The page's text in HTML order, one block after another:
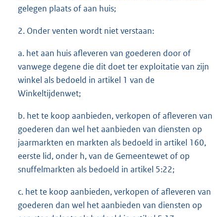
gelegen plaats of aan huis;
2. Onder venten wordt niet verstaan:
a. het aan huis afleveren van goederen door of
vanwege degene die dit doet ter exploitatie van zijn
winkel als bedoeld in artikel 1 van de
Winkeltijdenwet;
b. het te koop aanbieden, verkopen of afleveren van
goederen dan wel het aanbieden van diensten op
jaarmarkten en markten als bedoeld in artikel 160,
eerste lid, onder h, van de Gemeentewet of op
snuffelmarkten als bedoeld in artikel 5:22;
c. het te koop aanbieden, verkopen of afleveren van
goederen dan wel het aanbieden van diensten op